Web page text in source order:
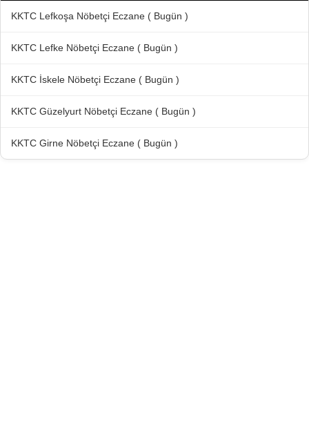
KKTC Lefkoşa Nöbetçi Eczane ( Bugün )
KKTC Lefke Nöbetçi Eczane ( Bugün )
KKTC İskele Nöbetçi Eczane ( Bugün )
KKTC Güzelyurt Nöbetçi Eczane ( Bugün )
KKTC Girne Nöbetçi Eczane ( Bugün )